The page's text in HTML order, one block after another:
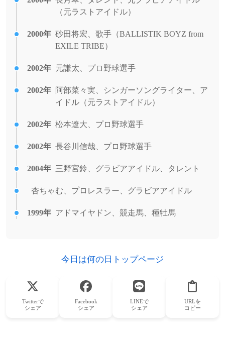
（元ラストアイドル）
2000年 砂田将宏、歌手（BALLISTIK BOYZ from
EXILE TRIBE）
2002年 元謙太、プロ野球選手
2002年 阿部菜々実、シンガーソングライター、ア
イドル（元ラストアイドル）
2002年 松本遼大、プロ野球選手
2002年 長谷川信哉、プロ野球選手
2004年 三野宮鈴、グラビアアイドル、タレント
杏ちゃむ、プロレスラー、グラビアアイドル
1999年 アドマイヤドン、競走馬、種牡馬
今日は何の日トップページ
Twitterで
シェア
Facebook
シェア
LINEで
シェア
URLを
コピー